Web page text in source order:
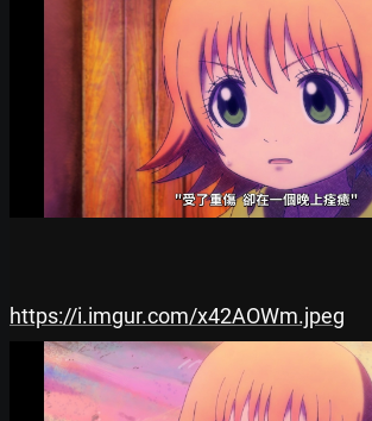
https://i.imgur.com/x42AOWm.jpeg